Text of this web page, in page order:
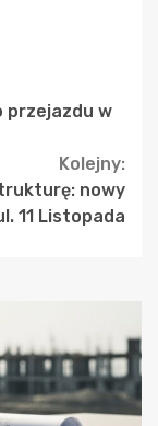
przejazdu w
Kolejny:
nowy
11 Listopada